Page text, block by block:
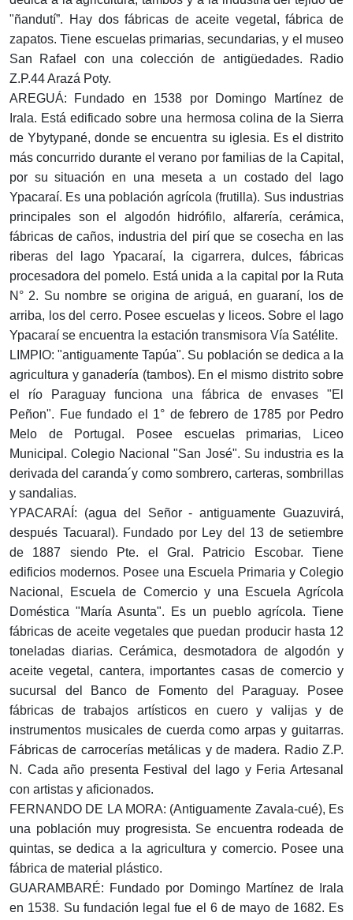
"ñandutí”. Hay dos fábricas de aceite vegetal, fábrica de
zapatos. Tiene escuelas primarias, secundarias, y el museo
San Rafael con una colección de antigüedades. Radio
Z.P.44 Arazá Poty.
AREGUÁ: Fundado en 1538 por Domingo Martínez de
Irala. Está edificado sobre una hermosa colina de la Sierra
de Ybytypané, donde se encuentra su iglesia. Es el distrito
más concurrido durante el verano por familias de la Capital,
por su situación en una meseta a un costado del lago
Ypacaraí. Es una población agrícola (frutilla). Sus industrias
principales son el algodón hidrófilo, alfarería, cerámica,
fábricas de caños, industria del pirí que se cosecha en las
riberas del lago Ypacaraí, la cigarrera, dulces, fábricas
procesadora del pomelo. Está unida a la capital por la Ruta
N° 2. Su nombre se origina de ariguá, en guaraní, los de
arriba, los del cerro. Posee escuelas y liceos. Sobre el lago
Ypacaraí se encuentra la estación transmisora Vía Satélite.
LIMPIO: "antiguamente Tapúa". Su población se dedica a la
agricultura y ganadería (tambos). En el mismo distrito sobre
el río Paraguay funciona una fábrica de envases "El
Peñon". Fue fundado el 1° de febrero de 1785 por Pedro
Melo de Portugal. Posee escuelas primarias, Liceo
Municipal. Colegio Nacional "San José". Su industria es la
derivada del caranda´y como sombrero, carteras, sombrillas
y sandalias.
YPACARAÍ: (agua del Señor - antiguamente Guazuvirá,
después Tacuaral). Fundado por Ley del 13 de setiembre
de 1887 siendo Pte. el Gral. Patricio Escobar. Tiene
edificios modernos. Posee una Escuela Primaria y Colegio
Nacional, Escuela de Comercio y una Escuela Agrícola
Doméstica "María Asunta". Es un pueblo agrícola. Tiene
fábricas de aceite vegetales que puedan producir hasta 12
toneladas diarias. Cerámica, desmotadora de algodón y
aceite vegetal, cantera, importantes casas de comercio y
sucursal del Banco de Fomento del Paraguay. Posee
fábricas de trabajos artísticos en cuero y valijas y de
instrumentos musicales de cuerda como arpas y guitarras.
Fábricas de carrocerías metálicas y de madera. Radio Z.P.
N. Cada año presenta Festival del lago y Feria Artesanal
con artistas y aficionados.
FERNANDO DE LA MORA: (Antiguamente Zavala-cué), Es
una población muy progresista. Se encuentra rodeada de
quintas, se dedica a la agricultura y comercio. Posee una
fábrica de material plástico.
GUARAMBARÉ: Fundado por Domingo Martínez de Irala
en 1538. Su fundación legal fue el 6 de mayo de 1682. Es